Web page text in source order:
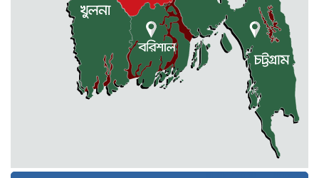
কুড়িগ্রামে বন্যাদুর্গতদের জন্য বরাদ্দকৃত
৩০ মেট্রিক টন চাল,একমুঠোও জোটেনি
ক্ষতিগ্রস্ত মানুষের ভাগ্যে
জুলাই ব্যবসা ও হাদি ব্যবসা চালু রাখতে
হবে: মাহমুদা মিতু
দুবাইয়ে কারাগার থেকে মুক্তি পেয়েছেন
পুলিশের সাবেক মহাপরিদর্শক বেনজীর
আহমেদ